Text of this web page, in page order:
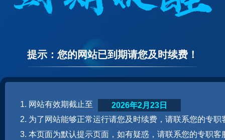
提示：您的网站已到期请您及时续费！
1. 网站有效期截止至
2. 为了网站能够正常运行请您及时续费，请联系您的专职
3. 本页面为默认提示页面，如有疑惑，请联系您的专职客
2026年2月23日